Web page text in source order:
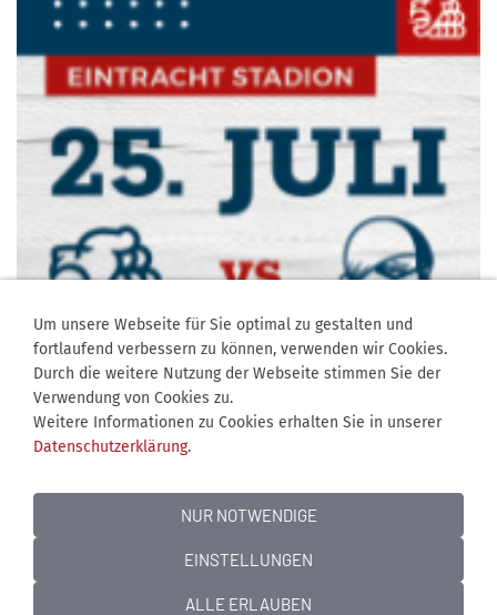
Mediadaten Über uns
Datenschutz
Um unsere Webseite für Sie optimal zu gestalten und
fortlaufend verbessern zu können, verwenden wir Cookies.
Durch die weitere Nutzung der Webseite stimmen Sie der
Verwendung von Cookies zu.
Weitere Informationen zu Cookies erhalten Sie in unserer
Datenschutzerklärung.
NUR NOTWENDIGE
EINSTELLUNGEN
ALLE ERLAUBEN